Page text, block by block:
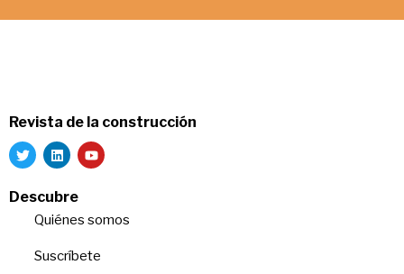
Revista de la construcción
Descubre
Quiénes somos
Suscríbete